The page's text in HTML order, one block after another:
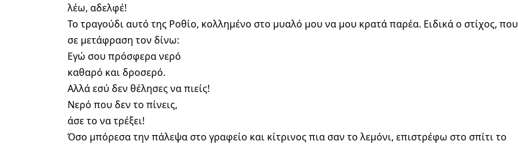
λέω, αδελφέ!
Το τραγούδι αυτό της Ροθίο, κολλημένο στο μυαλό μου να μου κρατά παρέα. Ειδικά ο στίχος, που
σε μετάφραση τον δίνω:
Εγώ σου πρόσφερα νερό
καθαρό και δροσερό.
Αλλά εσύ δεν θέλησες να πιείς!
Νερό που δεν το πίνεις,
άσε το να τρέξει!
Όσο μπόρεσα την πάλεψα στο γραφείο και κίτρινος πια σαν το λεμόνι, επιστρέφω στο σπίτι το